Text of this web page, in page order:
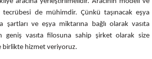
tecrübesi de mühimdir. Çünkü taşınacak eşya
şartları ve eşya miktarına bağlı olarak vasıta
geniş vasıta filosuna sahip şirket olarak size
birlikte hizmet veriyoruz.